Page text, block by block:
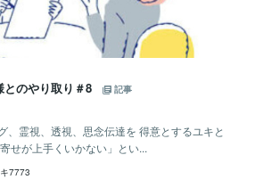
とのやり取り＃8
記事
、霊視、透視、思念伝達を 得意とするユキと
せが上手くいかない」とい...
7773